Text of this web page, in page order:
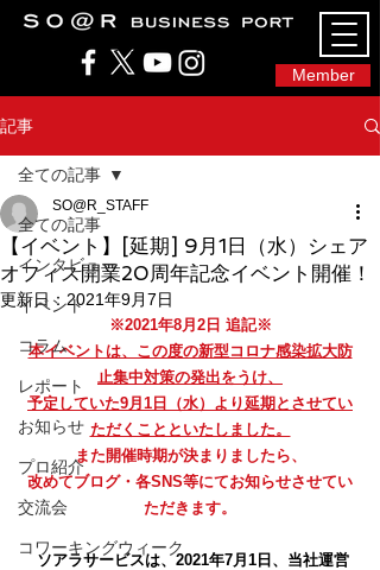
Member
SO@Rビジネスポート｜広島市のシェアオフィ
ス・コワーキングスペース
記事
全ての記事
インタビュー
イベント
コラム
レポート
お知らせ
プロ紹介
交流会
コワーキングウィーク
全ての記事
【イベント】[延期] 9月1日（水）シェア
オフィス開業20周年記念イベント開催！
SO@R_STAFF
更新日：2021年9月7日
※2021年8月2日 追記※
本イベントは、この度の新型コロナ感染拡大防
止集中対策の発出をうけ、
予定していた9月1日（水）より延期とさせてい
ただくことといたしました。
また開催時期が決まりましたら、
改めてブログ・各SNS等にてお知らせさせてい
ただきます。
ソアラサービスは、2021年7月1日、当社運営